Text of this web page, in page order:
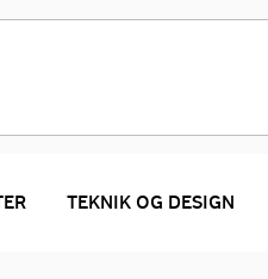
TEKNIK OG DESIGN
Byggeri og